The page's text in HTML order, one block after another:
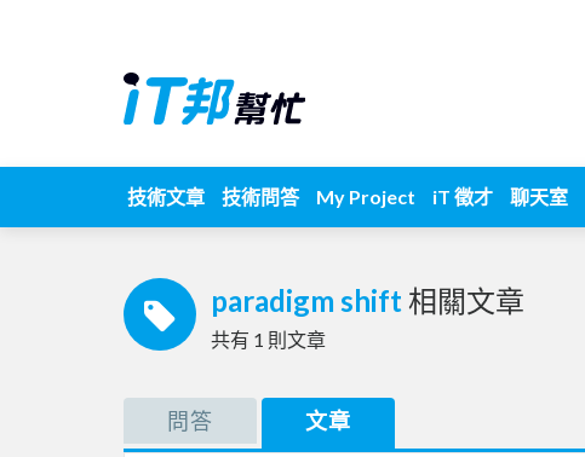
技術文章 技術問答 My Project iT 徵才 聊天室
paradigm shift 相關文章
共有 1 則文章
問答 文章